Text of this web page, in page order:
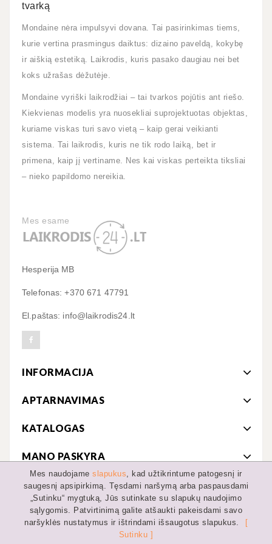
Mes naudojameslapukus, kad užtikrintume patogesnį ir
saugesnį apsipirkimą. Tęsdami naršymą arba paspausdami
„Sutinku“ mygtuką, Jūs sutinkate su slapukų naudojimo
sąlygomis. Patvirtinimą galite atšaukti pakeisdami savo
naršyklės nustatymus ir ištrindami išsaugotus slapukus.
[
Sutinku ]
tvarką
Mondaine nėra impulsyvi dovana. Tai pasirinkimas tiems,
kurie vertina prasmingus daiktus: dizaino paveldą, kokybę
ir aiškią estetiką. Laikrodis, kuris pasako daugiau nei bet
koks užrašas dėžutėje.
Mondaine vyriški laikrodžiai – tai tvarkos pojūtis ant riešo.
Kiekvienas modelis yra nuosekliai suprojektuotas objektas,
kuriame viskas turi savo vietą – kaip gerai veikianti
sistema. Tai laikrodis, kuris ne tik rodo laiką, bet ir
primena, kaip jį vertiname. Nes kai viskas perteikta tiksliai
– nieko papildomo nereikia.
Mes esame
Hesperija MB
Telefonas: +370 671 47791
El.paštas: info@laikrodis24.lt
INFORMACIJA
APTARNAVIMAS
KATALOGAS
MANO PASKYRA
© 2019-2022 MB Hesperija
Partneris:DviraciuPasaulis.lt